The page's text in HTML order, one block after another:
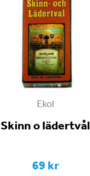
Ekol
Skinn o lädertvål
69 kr